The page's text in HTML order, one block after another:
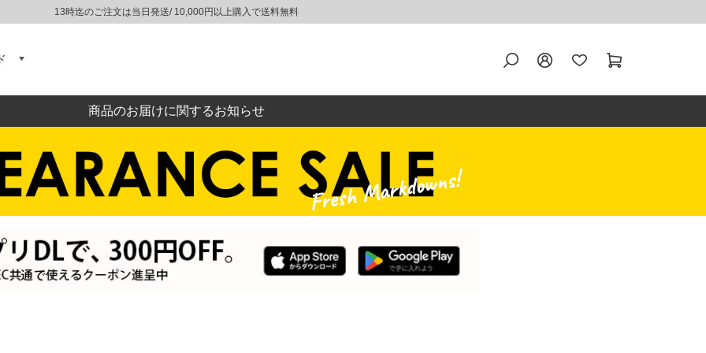
13時迄のご注文は当日発送/ 10,000円以上購入で送料無料
商品のお届けに関するお知らせ